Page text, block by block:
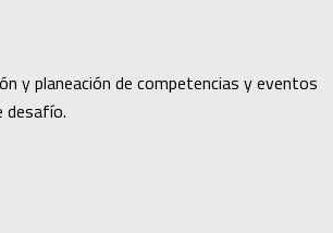
y planeación de competencias y eventos
desafío.